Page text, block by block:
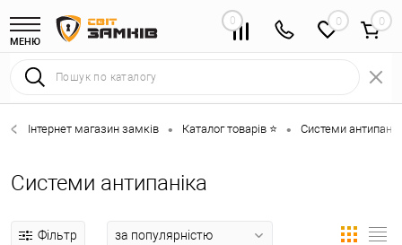
МЕНЮ
0 0
Інтернет магазин замків • Каталог товарів ⭐ • Системи
Системи антипаніка
Фільтр